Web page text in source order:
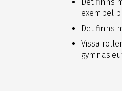
exempel
Det finns
Vissa